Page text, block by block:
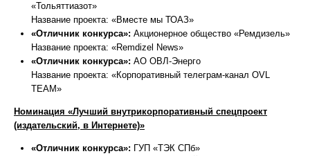
«Тольяттиазот»
Название проекта: «Вместе мы ТОАЗ»
«Отличник конкурса»: Акционерное общество «Ремдизель»
Название проекта: «Remdizel News»
«Отличник конкурса»: АО ОВЛ-Энерго
Название проекта: «Корпоративный телеграм-канал OVL
TEAM»
Номинация «Лучший внутрикорпоративный спецпроект
(издательский, в Интернете)»
«Отличник конкурса»: ГУП «ТЭК СПб»